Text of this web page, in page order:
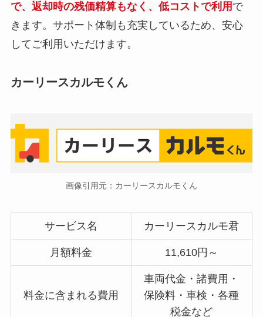
で、返却時の残価精算もなく、低コストで利用 で
きます。サポート体制も充実しているため、安心
してご利用いただけます。
カーリースカルモくん
画像引用元：カーリースカルモくん
サービス名 カーリースカルモ君
月額料金 11,610円～
料金に含まれる費用
車両代金・諸費用・
保険料・車検・各種
税金など